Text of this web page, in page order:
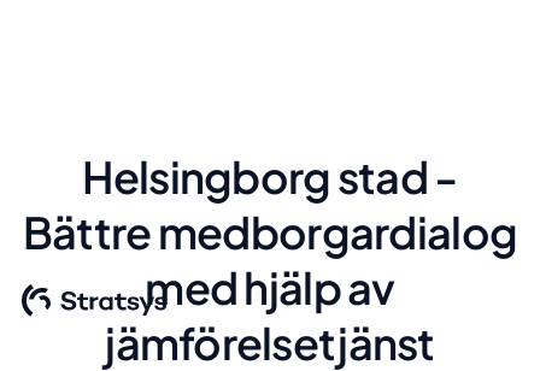
Helsingborg stad -
Bättre medborgardialog
med hjälp av
jämförelsetjänst